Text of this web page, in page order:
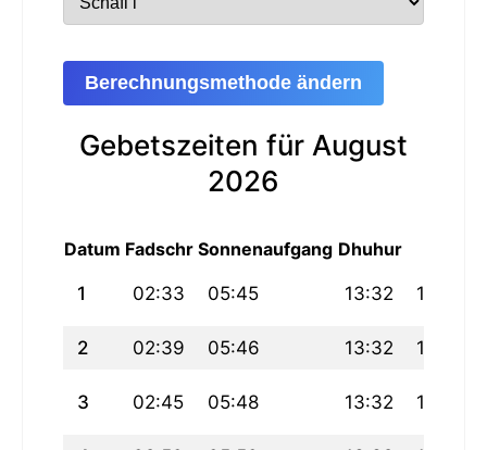
Berechnungsmethode ändern
Gebetszeiten für August
2026
Datum Fadschr Sonnenaufgang Dhuhur
1 02:33 05:45 13:32 17:44
2 02:39 05:46 13:32 17:43
3 02:45 05:48 13:32 17:42